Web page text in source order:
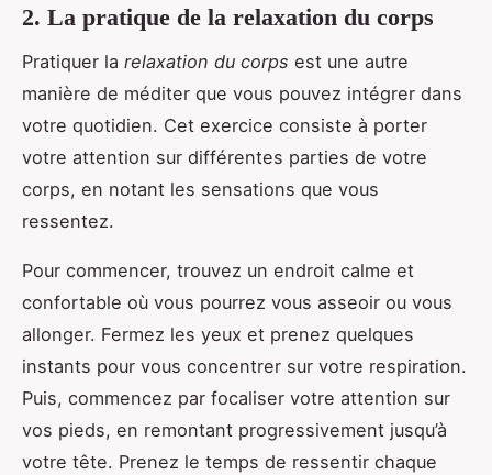
2. La pratique de la relaxation du corps
Pratiquer la relaxation du corps est une autre
manière de méditer que vous pouvez intégrer dans
votre quotidien. Cet exercice consiste à porter
votre attention sur différentes parties de votre
corps, en notant les sensations que vous
ressentez.
Pour commencer, trouvez un endroit calme et
confortable où vous pourrez vous asseoir ou vous
allonger. Fermez les yeux et prenez quelques
instants pour vous concentrer sur votre respiration.
Puis, commencez par focaliser votre attention sur
vos pieds, en remontant progressivement jusqu’à
votre tête. Prenez le temps de ressentir chaque